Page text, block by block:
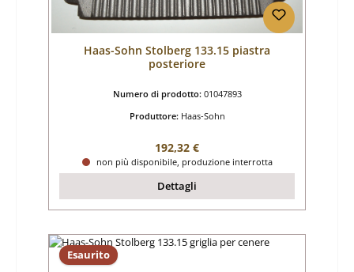
Haas-Sohn Stolberg 133.15 piastra
posteriore
Numero di prodotto: 01047893
Produttore: Haas-Sohn
Prezzo normale:
192,32 €
non più disponibile, produzione interrotta
Dettagli
Esaurito